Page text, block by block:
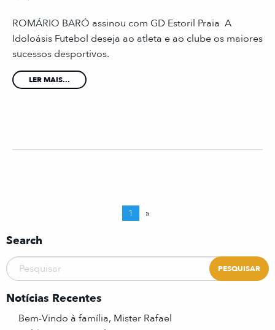
ROMÁRIO BARÓ assinou com GD Estoril Praia A
Idoloásis Futebol deseja ao atleta e ao clube os maiores
sucessos desportivos.
LER MAIS...
1 »
Search
Notícias Recentes
Bem-Vindo à família, Mister Rafael